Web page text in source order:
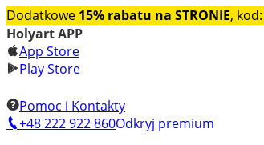
Dodatkowe 15% rabatu na STRONIE, kod:
Holyart APP
App Store
Play Store
Pomoc i Kontakty
+48 222 922 860Odkryj premium